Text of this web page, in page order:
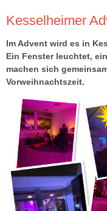
Kesselheimer
Im Advent wird es in
Ein Fenster leuchtet,
machen sich
Vorweihnachtszeit.